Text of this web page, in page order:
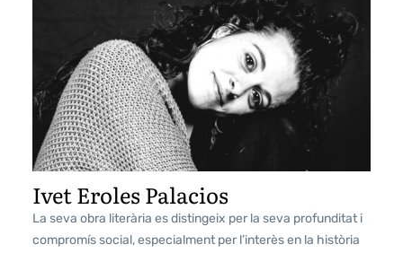
Ivet Eroles Palacios
La seva obra literària es distingeix per la seva profunditat i
compromís social, especialment per l’interès en la història